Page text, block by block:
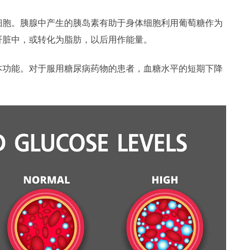
。胰腺中产生的胰岛素有助于身体细胞利用葡萄糖作为
中，或转化为脂肪，以后用作能量。
能。对于服用糖尿病药物的患者，血糖水平的短期下降